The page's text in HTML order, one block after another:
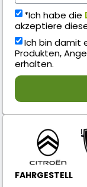
*Ich habe die
akzeptiere
Ich bin damit
Produkten,
erhalten.
FAHRGESTELL